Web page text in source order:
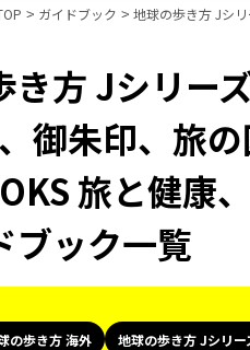
ガイドブック 地球の歩き方 Jシ
き方 Jシリー
御朱印、旅
旅と健康
ブック一覧
の歩き方 海外 地球の歩き方 Jシリー